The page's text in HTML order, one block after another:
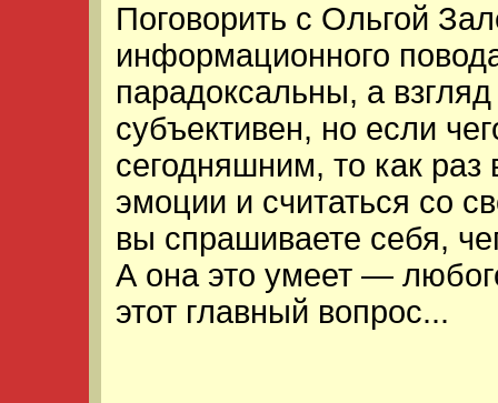
Поговорить с Ольгой
информационного
парадоксальны, а
субъективен, но если
сегодняшним, то как раз
эмоции и считаться со
вы спрашиваете себя,
А она это умеет —
этот главный вопрос...